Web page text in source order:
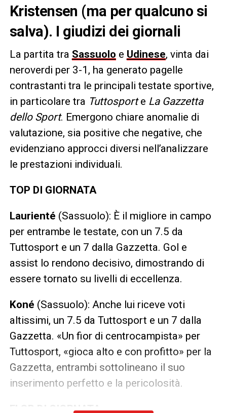
Kristensen (ma per qualcuno si
salva). I giudizi dei giornali
La partita tra Sassuolo e Udinese, vinta dai
neroverdi per 3-1, ha generato pagelle
contrastanti tra le principali testate sportive,
in particolare tra Tuttosporte La Gazzetta
dello Sport. Emergono chiare anomalie di
valutazione, sia positive che negative, che
evidenziano approcci diversi nell’analizzare
le prestazioni individuali.
TOP DI GIORNATA
Laurienté (Sassuolo): È il migliore in campo
per entrambe le testate, con un 7.5 da
Tuttosport e un 7 dalla Gazzetta. Gol e
assist lo rendono decisivo, dimostrando di
essere tornato su livelli di eccellenza.
Koné (Sassuolo): Anche lui riceve voti
altissimi, un 7.5 da Tuttosport e un 7 dalla
Gazzetta. «Un fior di centrocampista» per
Tuttosport, «gioca alto e con profitto» per la
Gazzetta, entrambi sottolineano il suo
inserimento perfetto e la pericolosità.
FLOP DI GIORNATA